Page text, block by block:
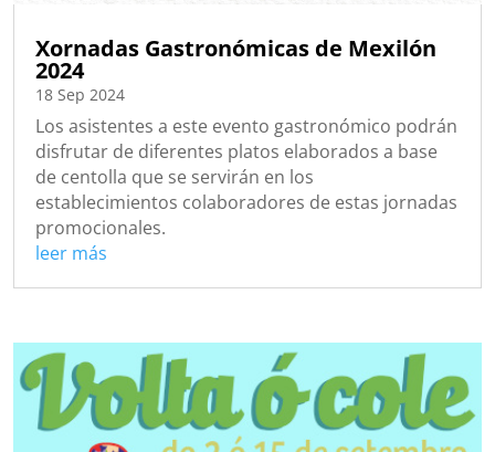
Xornadas Gastronómicas de Mexilón
2024
18 Sep 2024
Los asistentes a este evento gastronómico podrán
disfrutar de diferentes platos elaborados a base
de centolla que se servirán en los
establecimientos colaboradores de estas jornadas
promocionales.
leer más